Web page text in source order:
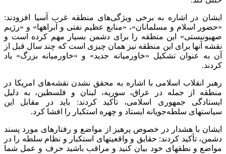
ایشان در اشاره به برخی ویژگی‌های منطقه غرب آسیا افزودند:
«حضور اسلام و مسلمانان»، «منابع عظیم نفتی و آبراهها» و «رژیم
صهیونیستی» این منطقه را برای دشمن بسیار مهم کرده است و
نقشه آنها برای این منطقه نیز همان چیزی است که چند سال قبل از
آن به عنوان تشکیل «خاورمیانه جدید» و «خاورمیانه بزرگ» یاد
کردند.
رهبر انقلاب اسلامی با اشاره به محقق نشدن نقشه‌های امریکا در
منطقه از جمله در عراق، سوریه، لبنان و فلسطین، به دلیل
ایستادگی جمهوری اسلامی، تأکید کردند: باید در مقابل این
سیاستهای سلطه‌جویانه ایستاد و چهره استکبار را افشا کرد.
ایشان با هشدار در خصوص پرهیز از مواضع و رفتارهای مورد پسند
دشمن، تأکید کردند: حقایق و واقعیتهای استکبار و نظام سلطه را در
مواضع و نطقهای خود بیان کنید و مراقب باشید حرف و عمل شما